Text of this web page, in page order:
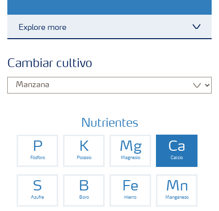
Explore more
Fertilizantes
Portafolio de Agricultura Digital
Almacenaje y manejo de fertilizantes
Soluciones por cultivos
Cambiar cultivo
Nutrientes
P
Fósforo
K
Potasio
Mg
Magnesio
Ca
Calcio
S
Azufre
B
Boro
Fe
Hierro
Mn
Manganeso